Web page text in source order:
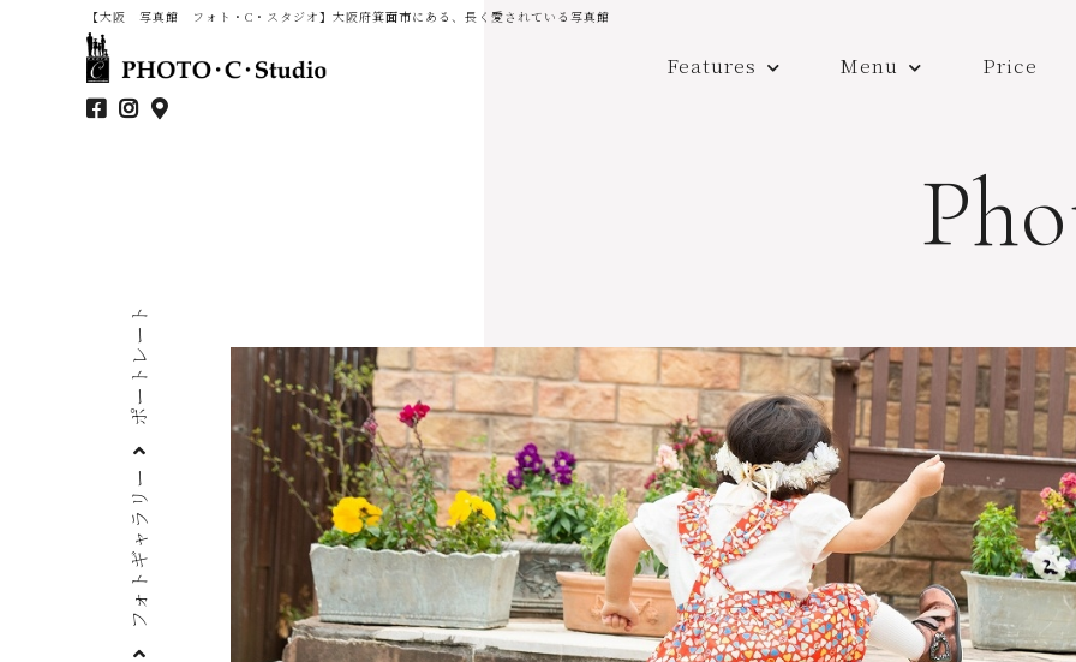
【大阪 写真館 フォト・C・スタジオ】大阪府箕面市にある、長く愛されている写真館
Features Menu Price
フォトギャラリー
ポートレート